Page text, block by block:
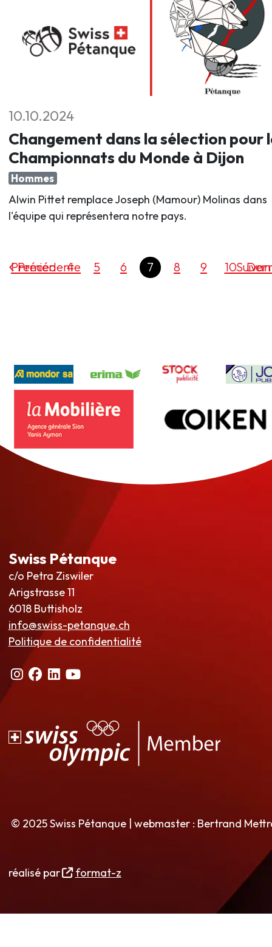
10.10.2024
Changement dans la sélection pour
Championnats du Monde à Dijon
Hommes
Alwin Pittet remplace Joseph (Mamour) Molinas dans
l'équipe qui représentera notre pays.
Précédente
Premier 4 5 6 7 8 9 10
Swiss Pétanque
c/o Petra Ziswiler
Arigstrasse 11
6018 Buttisholz
info@swiss-petanque.ch
Politique de confidentialité
© 2025 Swiss Pétanque | webmaster : Bertrand
réalisé par format-z